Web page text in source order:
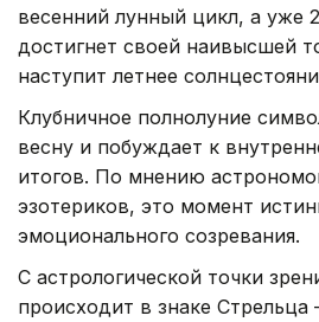
весенний лунный цикл, а уже
достигнет своей наивысшей
наступит летнее
Клубничное полнолуние
весну и побуждает к
итогов. По мнению
эзотериков, это момент
эмоционального созревания.
С астрологической точки
происходит в знаке Стрельца